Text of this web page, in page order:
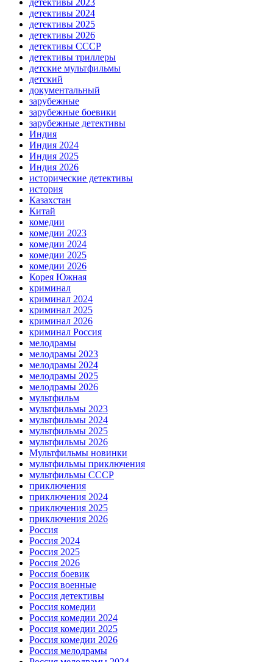
детективы 2023
детективы 2024
детективы 2025
детективы 2026
детективы СССР
детективы триллеры
детские мультфильмы
детский
документальный
зарубежные
зарубежные боевики
зарубежные детективы
Индия
Индия 2024
Индия 2025
Индия 2026
исторические детективы
история
Казахстан
Китай
комедии
комедии 2023
комедии 2024
комедии 2025
комедии 2026
Корея Южная
криминал
криминал 2024
криминал 2025
криминал 2026
криминал Россия
мелодрамы
мелодрамы 2023
мелодрамы 2024
мелодрамы 2025
мелодрамы 2026
мультфильм
мультфильмы 2023
мультфильмы 2024
мультфильмы 2025
мультфильмы 2026
Мультфильмы новинки
мультфильмы приключения
мультфильмы СССР
приключения
приключения 2024
приключения 2025
приключения 2026
Россия
Россия 2024
Россия 2025
Россия 2026
Россия боевик
Россия военные
Россия детективы
Россия комедии
Россия комедии 2024
Россия комедии 2025
Россия комедии 2026
Россия мелодрамы